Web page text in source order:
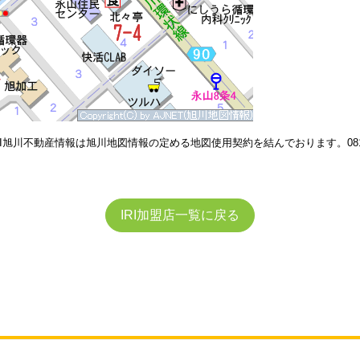
川不動産情報は旭川地図情報の定める地図使用契約を結んでおります。
IRI加盟店一覧に戻る